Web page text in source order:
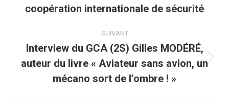
précédent
coopération internationale de sécurité
SUIVANT
Article
suivant
Interview du GCA (2S) Gilles MODÉRÉ,
auteur du livre « Aviateur sans avion, un
mécano sort de l’ombre ! »